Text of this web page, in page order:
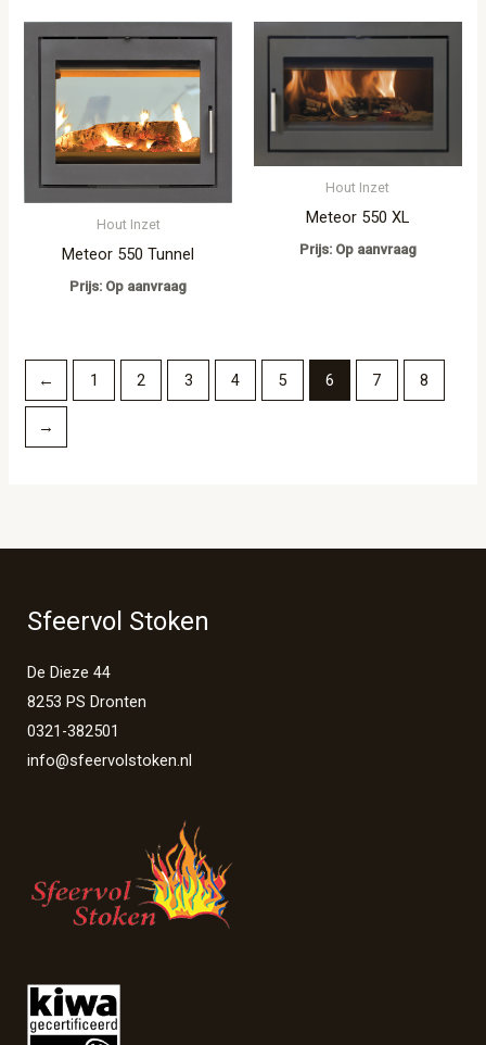
Hout Inzet
Meteor 550 Tunnel
Prijs: Op aanvraag
Hout Inzet
Meteor 550 XL
Prijs: Op aanvraag
← 1 2 3 4 5 6 7 8
→
Sfeervol Stoken
De Dieze 44
8253 PS Dronten
0321-382501
info@sfeervolstoken.nl